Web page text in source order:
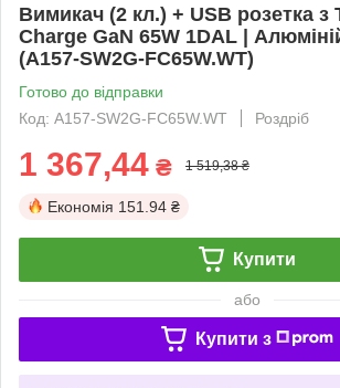
Вимикач (2 кл.) + USB розетка з
Charge GaN 65W 1DAL |
(A157-SW2G-FC65W.WT)
Готово до відправки
Код: A157-SW2G-FC65W.WT
Роздріб
1 367,44 ₴ 1 519,38 ₴
Економія 151.94 ₴
Купити
або
Купити з